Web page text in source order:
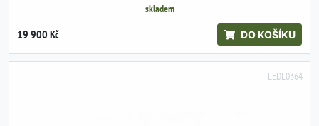
skladem
19 900 Kč DO KOŠÍKU
LEDL0364